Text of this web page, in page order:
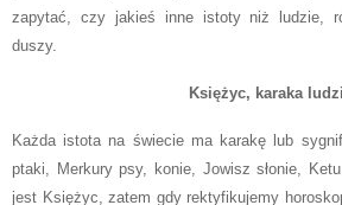
zapytać, czy jakieś inne istoty niż ludzie,
duszy.
Księżyc, karaka ludzi
Każda istota na świecie ma karakę lub
ptaki, Merkury psy, konie, Jowisz słonie,
jest Księżyc, zatem gdy rektyfikujemy